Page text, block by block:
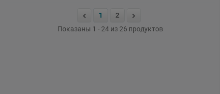
1
2
Показаны 1 - 24 из 26 продуктов